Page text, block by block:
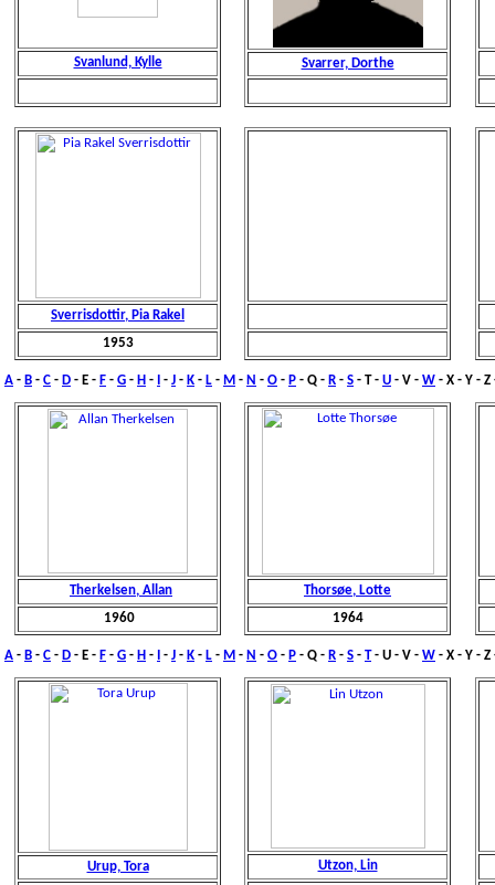
Svanlund, Kylle Svarrer, Dorthe
Sverrisdottir, Pia Rakel
1953
A - B - C - D - E - F - G - H - - J - K - L - M - N - O - P - Q - R - S - T- U - V - W - X - Y -
Therkelsen, Allan
1960
Thorsøe, Lotte
1964
A - B - C - D - E - F - G - H - - J - K - L - M - N - O - P - Q - R - S - T- U - V - W - X - Y -
Urup, Tora
Utzon, Lin